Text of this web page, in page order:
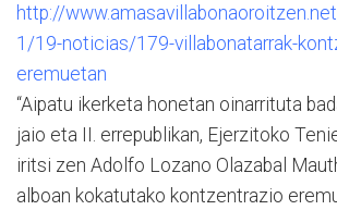
http://
1/19-noticias/179-villabonatarrak-
eremuetan
“Aipatu ikerketa honetan oinarrituta
jaio eta II. errepublikan, Ejerzitoko
iritsi zen Adolfo Lozano Olazabal
alboan kokatutako kontzentrazio